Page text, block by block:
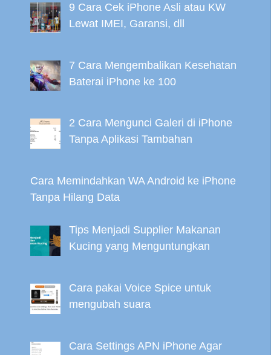
9 Cara Cek iPhone Asli atau KW
Lewat IMEI, Garansi, dll
7 Cara Mengembalikan Kesehatan
Baterai iPhone ke 100
2 Cara Mengunci Galeri di iPhone
Tanpa Aplikasi Tambahan
Cara Memindahkan WA Android ke iPhone
Tanpa Hilang Data
Tips Menjadi Supplier Makanan
Kucing yang Menguntungkan
Cara pakai Voice Spice untuk
mengubah suara
Cara Settings APN iPhone Agar